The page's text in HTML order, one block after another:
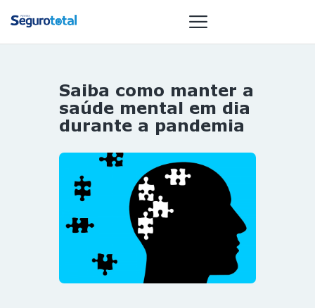
NOTÍCIAS
REVISTA
GAIVOTA DE
OURO
ST SUMMIT
MULHERES
GESTORAS
HOMEST
HOME
Saiba como manter a
saúde mental em dia
durante a pandemia